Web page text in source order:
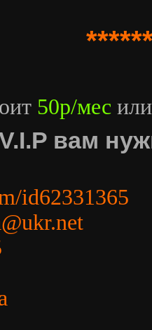
50р/мес
вам
id62331365